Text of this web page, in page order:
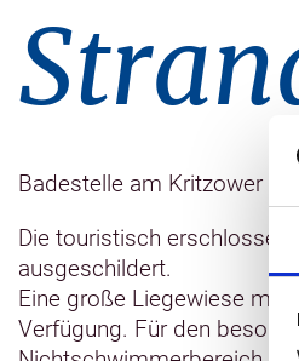
Badestelle am Kritzower
Die touristisch
ausgeschildert.
Eine große Liegewiese mit
Verfügung. Für den